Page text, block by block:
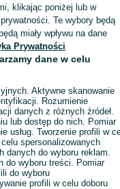
klikając poniżej lub w
Te wybory będą
miały wpływu na dane
Prywatności
dane w celu
Aktywne skanowanie
Rozumienie
danych z różnych źródeł.
lub dostęp do nich. Pomiar
usług. Tworzenie profili w
spersonalizowanych
danych do wyboru reklam.
do wyboru treści. Pomiar
do wyboru
profili w celu doboru